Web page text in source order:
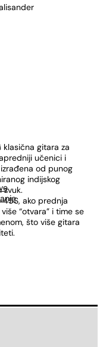
gitara za
učenici i
od punog
indijskog
ako prednja
“otvara” i time se
što više gitara